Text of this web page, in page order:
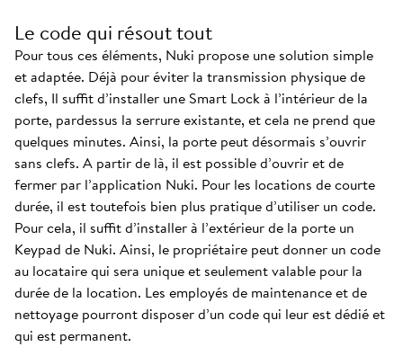
Le code qui résout tout
Pour tous ces éléments, Nuki propose une solution simple
et adaptée. Déjà pour éviter la transmission physique de
clefs, Il suffit d’installer une Smart Lock à l’intérieur de la
porte, pardessus la serrure existante, et cela ne prend que
quelques minutes. Ainsi, la porte peut désormais s’ouvrir
sans clefs. A partir de là, il est possible d’ouvrir et de
fermer par l’application Nuki. Pour les locations de courte
durée, il est toutefois bien plus pratique d’utiliser un code.
Pour cela, il suffit d’installer à l’extérieur de la porte un
Keypad de Nuki. Ainsi, le propriétaire peut donner un code
au locataire qui sera unique et seulement valable pour la
durée de la location. Les employés de maintenance et de
nettoyage pourront disposer d’un code qui leur est dédié et
qui est permanent.